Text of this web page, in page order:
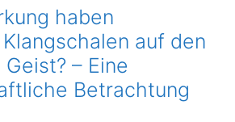
haben
auf den
– Eine
Betrachtung